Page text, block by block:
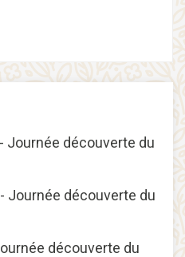
Journée découverte du
Journée découverte du
découverte du